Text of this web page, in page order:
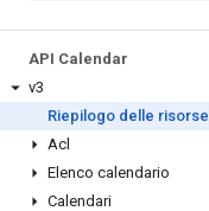
API Calendar
v3
Riepilogo delle risorse
Acl
Elenco calendario
Calendari